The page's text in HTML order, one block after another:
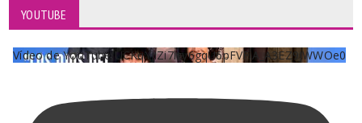
YOUTUBE
Vídeo de YouTube UCKqYjiZi7lzy6gqU6pFVFiA_A3EZ9JWWOe0